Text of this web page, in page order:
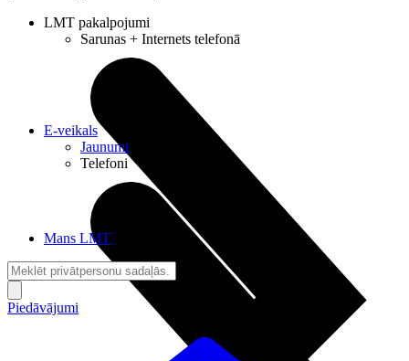
LMT pakalpojumi
Sarunas + Internets telefonā
E-veikals
Jaunumi
Telefoni
Mans LMT
Piedāvājumi